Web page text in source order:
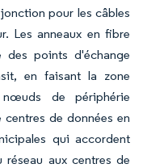
pour les câbles
Les anneaux en fibre
points d'échange
en faisant la zone
de périphérie
de données en
qui accordent
aux centres de